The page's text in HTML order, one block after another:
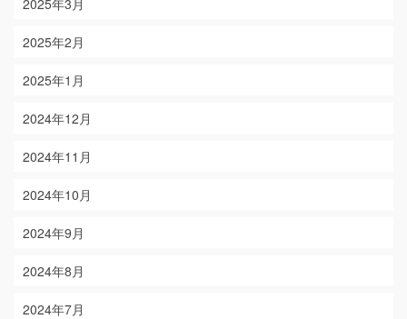
2025年2月
2025年1月
2024年12月
2024年11月
2024年10月
2024年9月
2024年8月
2024年7月